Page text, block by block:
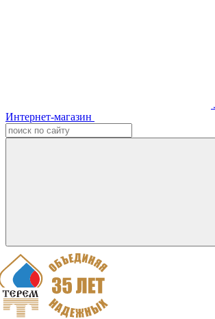
Интернет-магазин